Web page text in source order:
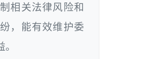
相关法律风险和
，能有效维护委